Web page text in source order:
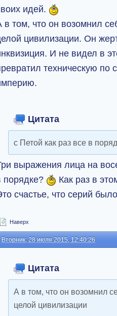
идей.
в том, что он возомнил
цивилизации. Он
И не видел в
техническую по
Цитата
с Петой как раз все в
выражения лица на
порядке?
Как раз в
счастье, что серий
Наверх
Вторник, 28 июля 2015, 12:40:26
Цитата
А в том, что он возомнил
целой цивилизации